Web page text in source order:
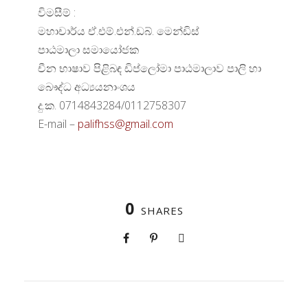
විමසීම් :
මහාචාර්ය ඒ.එම්.එන්.ඩබ්. මෙන්ඩිස්
පාඨමාලා සමායෝජක
චීන භාෂාව පිළිබඳ ඩිප්ලෝමා පාඨමාලාව පාලි හා
බෞද්ධ අධ්‍යයනාංශය
දු.ක. 0714843284/0112758307
E-mail – palifhss@gmail.com
0 SHARES